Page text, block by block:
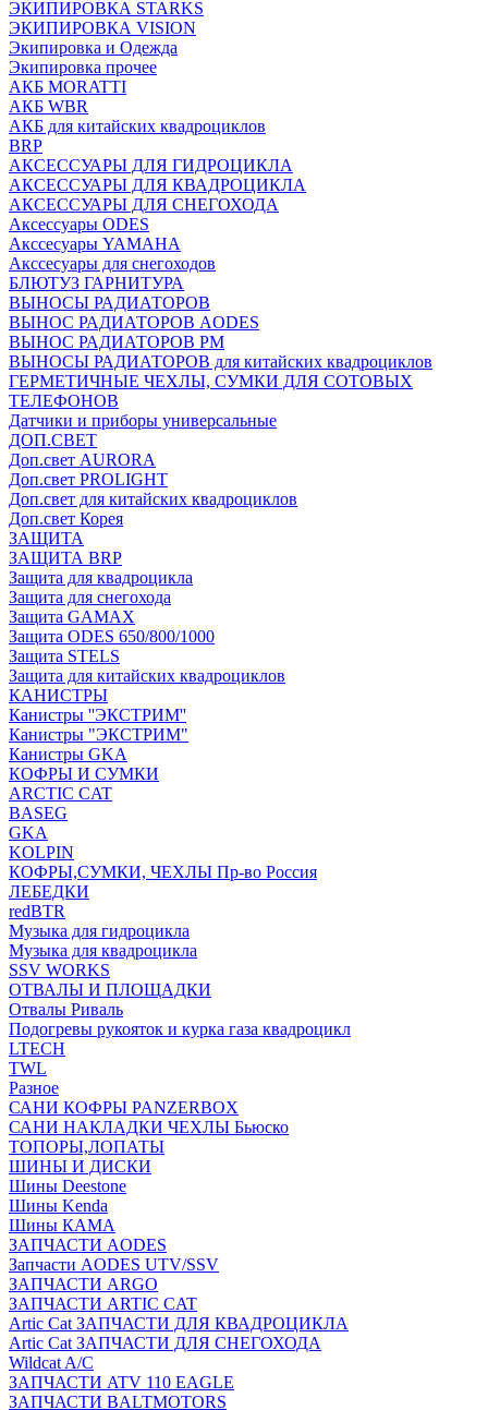
ЭКИПИРОВКА STARKS
ЭКИПИРОВКА VISION
Экипировка и Одежда
Экипировка прочее
АКБ MORATTI
АКБ WBR
АКБ для китайских квадроциклов
BRP
АКСЕССУАРЫ ДЛЯ ГИДРОЦИКЛА
АКСЕССУАРЫ ДЛЯ КВАДРОЦИКЛА
АКСЕССУАРЫ ДЛЯ СНЕГОХОДА
Аксессуары ODES
Акссесуары YAMAHA
Акссесуары для снегоходов
БЛЮТУЗ ГАРНИТУРА
ВЫНОСЫ РАДИАТОРОВ
ВЫНОС РАДИАТОРОВ AODES
ВЫНОС РАДИАТОРОВ РМ
ВЫНОСЫ РАДИАТОРОВ для китайских квадроциклов
ГЕРМЕТИЧНЫЕ ЧЕХЛЫ, СУМКИ ДЛЯ СОТОВЫХ
ТЕЛЕФОНОВ
Датчики и приборы универсальные
ДОП.СВЕТ
Доп.свет AURORA
Доп.свет PROLIGHT
Доп.свет для китайских квадроциклов
Доп.свет Корея
ЗАЩИТА
ЗАЩИТА BRP
Защита для квадроцикла
Защита для снегохода
Защита GAMAX
Защита ODES 650/800/1000
Защита STELS
Защита для китайских квадроциклов
КАНИСТРЫ
Канистры ''ЭКСТРИМ''
Канистры "ЭКСТРИМ"
Канистры GKA
КОФРЫ И СУМКИ
ARCTIC CAT
BASEG
GKA
KOLPIN
КОФРЫ,СУМКИ, ЧЕХЛЫ Пр-во Россия
ЛЕБЕДКИ
redBTR
Музыка для гидроцикла
Музыка для квадроцикла
SSV WORKS
ОТВАЛЫ И ПЛОЩАДКИ
Отвалы Риваль
Подогревы рукояток и курка газа квадроцикл
LTECH
TWL
Разное
САНИ КОФРЫ PANZERBOX
САНИ НАКЛАДКИ ЧЕХЛЫ Бьюско
ТОПОРЫ,ЛОПАТЫ
ШИНЫ И ДИСКИ
Шины Deestone
Шины Kenda
Шины КАМА
ЗАПЧАСТИ AODES
Запчасти AODES UTV/SSV
ЗАПЧАСТИ ARGO
ЗАПЧАСТИ ARTIC CAT
Artic Cat ЗАПЧАСТИ ДЛЯ КВАДРОЦИКЛА
Artic Cat ЗАПЧАСТИ ДЛЯ СНЕГОХОДА
Wildcat A/C
ЗАПЧАСТИ ATV 110 EAGLE
ЗАПЧАСТИ BALTMOTORS